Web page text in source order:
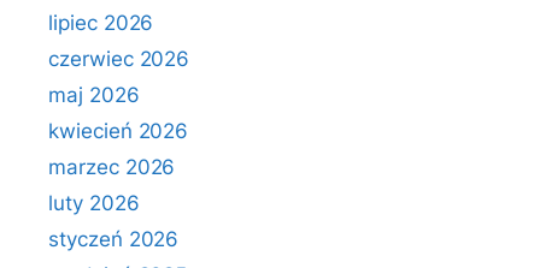
lipiec 2026
czerwiec 2026
maj 2026
kwiecień 2026
marzec 2026
luty 2026
styczeń 2026